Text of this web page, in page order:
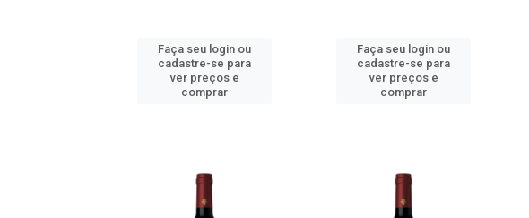
Faça seu login ou
cadastre-se para
ver preços e
comprar
Faça seu login ou
cadastre-se para
ver preços e
comprar